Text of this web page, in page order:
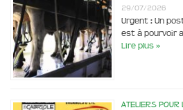
29/07/2026
Urgent : Un
est à pourvoir
Lire plus »
Ateliers pour